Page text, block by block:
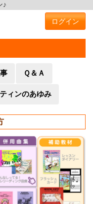
♪
ログイン
Ｑ＆Ａ
ィンのあゆみ